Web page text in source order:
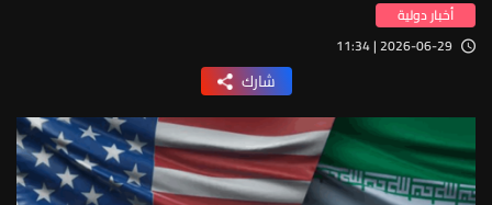
أخبار دولية
2026-06-29 | 11:34
شارك